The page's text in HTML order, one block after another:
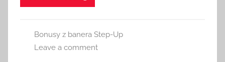
Bonusy z banera Step-Up
Leave a comment